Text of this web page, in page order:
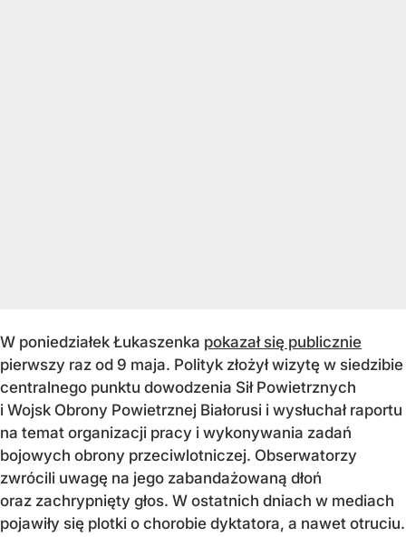
W poniedziałek Łukaszenka pokazał się publicznie
pierwszy raz od 9 maja. Polityk złożył wizytę w siedzibie
centralnego punktu dowodzenia Sił Powietrznych
i Wojsk Obrony Powietrznej Białorusi i wysłuchał raportu
na temat organizacji pracy i wykonywania zadań
bojowych obrony przeciwlotniczej. Obserwatorzy
zwrócili uwagę na jego zabandażowaną dłoń
oraz zachrypnięty głos. W ostatnich dniach w mediach
pojawiły się plotki o chorobie dyktatora, a nawet otruciu.